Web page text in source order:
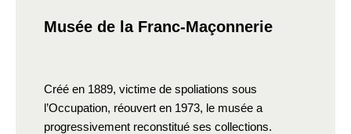
Musée de la Franc-Maçonnerie
Créé en 1889, victime de spoliations sous
l’Occupation, réouvert en 1973, le musée a
progressivement reconstitué ses collections.